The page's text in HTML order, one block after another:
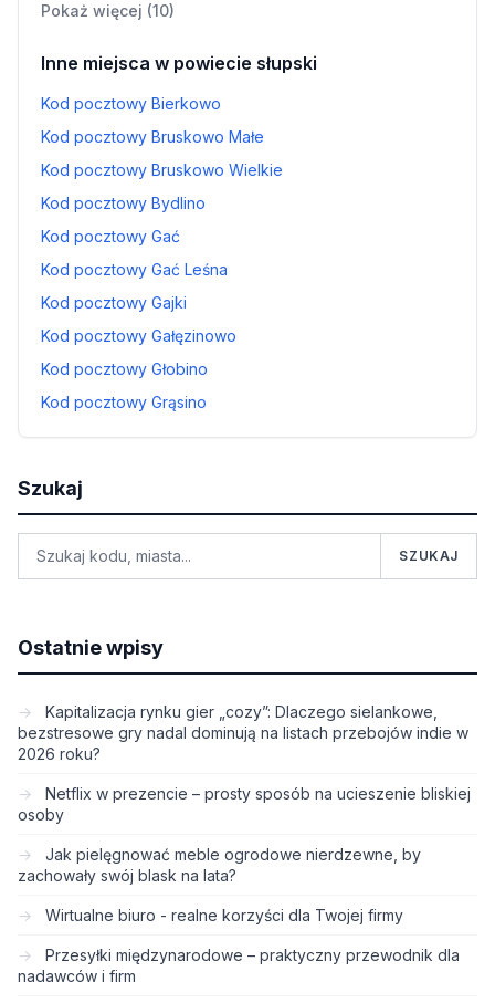
Pokaż więcej (10)
Inne miejsca w powiecie słupski
Kod pocztowy Bierkowo
Kod pocztowy Bruskowo Małe
Kod pocztowy Bruskowo Wielkie
Kod pocztowy Bydlino
Kod pocztowy Gać
Kod pocztowy Gać Leśna
Kod pocztowy Gajki
Kod pocztowy Gałęzinowo
Kod pocztowy Głobino
Kod pocztowy Grąsino
Szukaj
SZUKAJ
Ostatnie wpisy
Kapitalizacja rynku gier „cozy”: Dlaczego sielankowe,
bezstresowe gry nadal dominują na listach przebojów indie w
2026 roku?
Netflix w prezencie – prosty sposób na ucieszenie bliskiej
osoby
Jak pielęgnować meble ogrodowe nierdzewne, by
zachowały swój blask na lata?
Wirtualne biuro - realne korzyści dla Twojej firmy
Przesyłki międzynarodowe – praktyczny przewodnik dla
nadawców i firm